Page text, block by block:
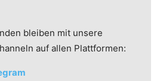
bleiben mit unsere
auf allen Plattformen: